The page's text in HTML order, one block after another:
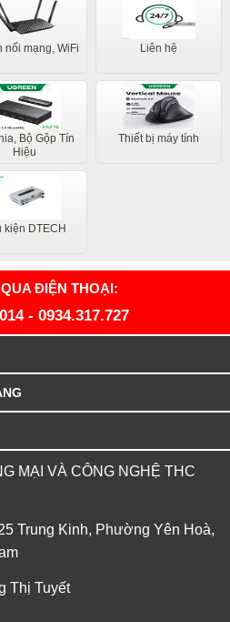
nối mạng, WiFi Liên hệ
Bộ Gộp Tín
Hiệu
Thiết bị máy tính
kiện DTECH
ĐIỆN THOẠI:
- 0934.317.727
MẠI VÀ CÔNG NGHỆ THC
Trung Kinh, Phường Yên Hoà,
Thị Tuyết